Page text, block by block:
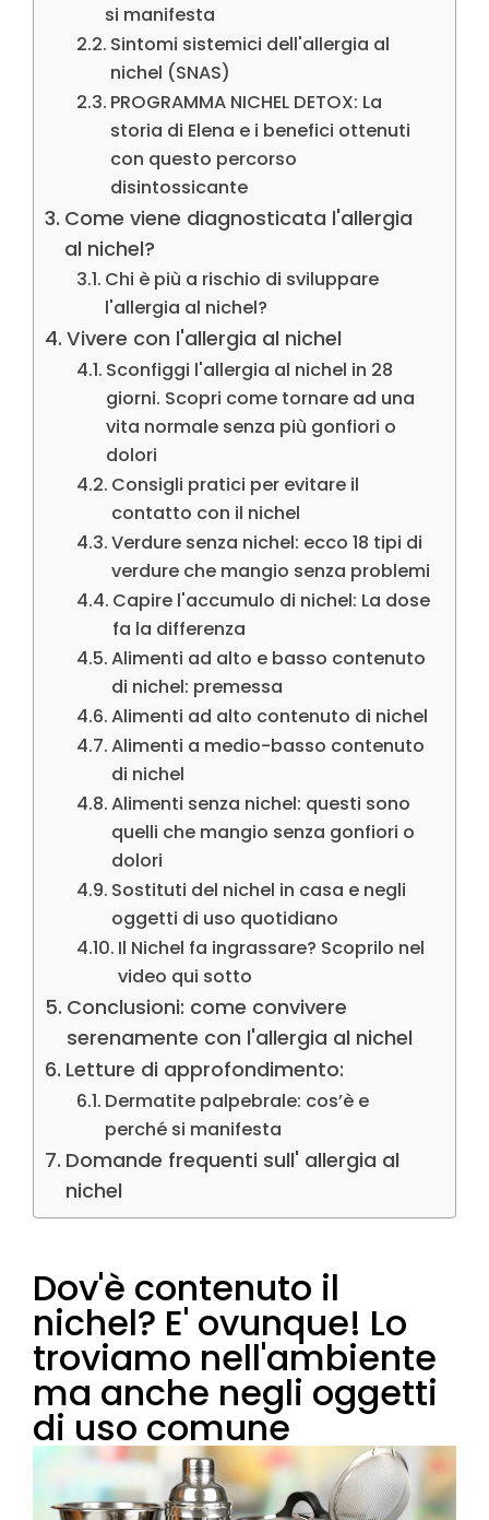
si manifesta
Sintomi sistemici dell'allergia al
nichel (SNAS)
PROGRAMMA NICHEL DETOX: La
storia di Elena e i benefici ottenuti
con questo percorso
disintossicante
Come viene diagnosticata l'allergia
al nichel?
Chi è più a rischio di sviluppare
l'allergia al nichel?
Vivere con l'allergia al nichel
Sconfiggi l'allergia al nichel in 28
giorni. Scopri come tornare ad una
vita normale senza più gonfiori o
dolori
Consigli pratici per evitare il
contatto con il nichel
Verdure senza nichel: ecco 18 tipi di
verdure che mangio senza problemi
Capire l'accumulo di nichel: La dose
fa la differenza
Alimenti ad alto e basso contenuto
di nichel: premessa
Alimenti ad alto contenuto di nichel
Alimenti a medio-basso contenuto
di nichel
Alimenti senza nichel: questi sono
quelli che mangio senza gonfiori o
dolori
Sostituti del nichel in casa e negli
oggetti di uso quotidiano
Il Nichel fa ingrassare? Scoprilo nel
video qui sotto
Conclusioni: come convivere
serenamente con l'allergia al nichel
Letture di approfondimento:
Dermatite palpebrale: cos’è e
perché si manifesta
Domande frequenti sull' allergia al
nichel
Dov'è contenuto il
nichel? E' ovunque! Lo
troviamo nell'ambiente
ma anche negli oggetti
di uso comune